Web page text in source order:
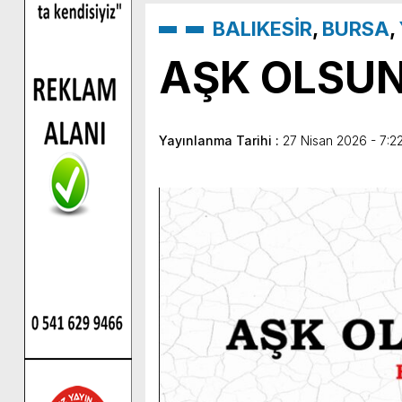
BALIKESİR, BURSA,
AŞK
Yayınlanma Tarihi : 27 Nisan 2026 - 7:22